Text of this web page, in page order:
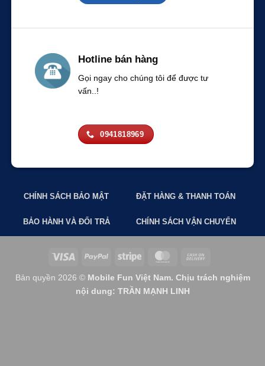
Hotline bán hàng
Gọi ngay cho chúng tôi để được tư
vấn..!
0941818969
CHÍNH SÁCH BẢO MẬT ĐẶT HÀNG & THANH TOÁN
BẢO HÀNH VÀ ĐỔI TRẢ CHÍNH SÁCH VẬN CHUYỂN
Visa PayPal Stripe MasterCard
Delivery
Bản quyền 2026 © Mobile Fun Việt Nam. Chịu trách nghiệm
nội dung: TRẦN MẠNH LINH